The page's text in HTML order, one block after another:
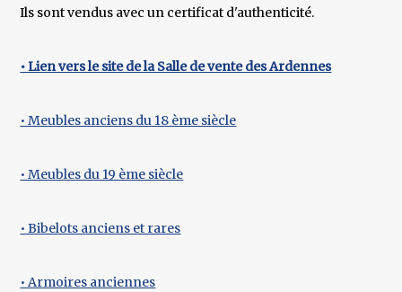
Ils sont vendus avec un certificat d'authenticité.
• Lien vers le site de la Salle de vente des Ardennes
• Meubles anciens du 18 ème siècle
• Meubles du 19 ème siècle
• Bibelots anciens et rares
• Armoires anciennes